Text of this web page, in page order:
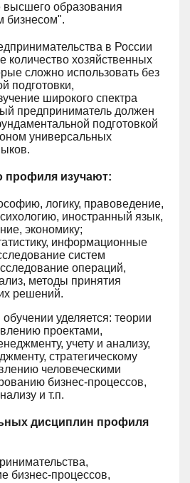
высшего образования
бизнесом".
в России
количество хозяйственных
сложно использовать без
подготовки,
широкого спектра
предприниматель должен
подготовкой
универсальных
профиля изучают:
логику, правоведение,
иностранный язык,
экономику;
информационные
систем
операций,
методы принятия
решений.
уделяется: теории
проектами,
учету и анализу,
стратегическому
человеческими
бизнес-процессов,
и т.п.
дисциплин профиля
бизнес-процессов,